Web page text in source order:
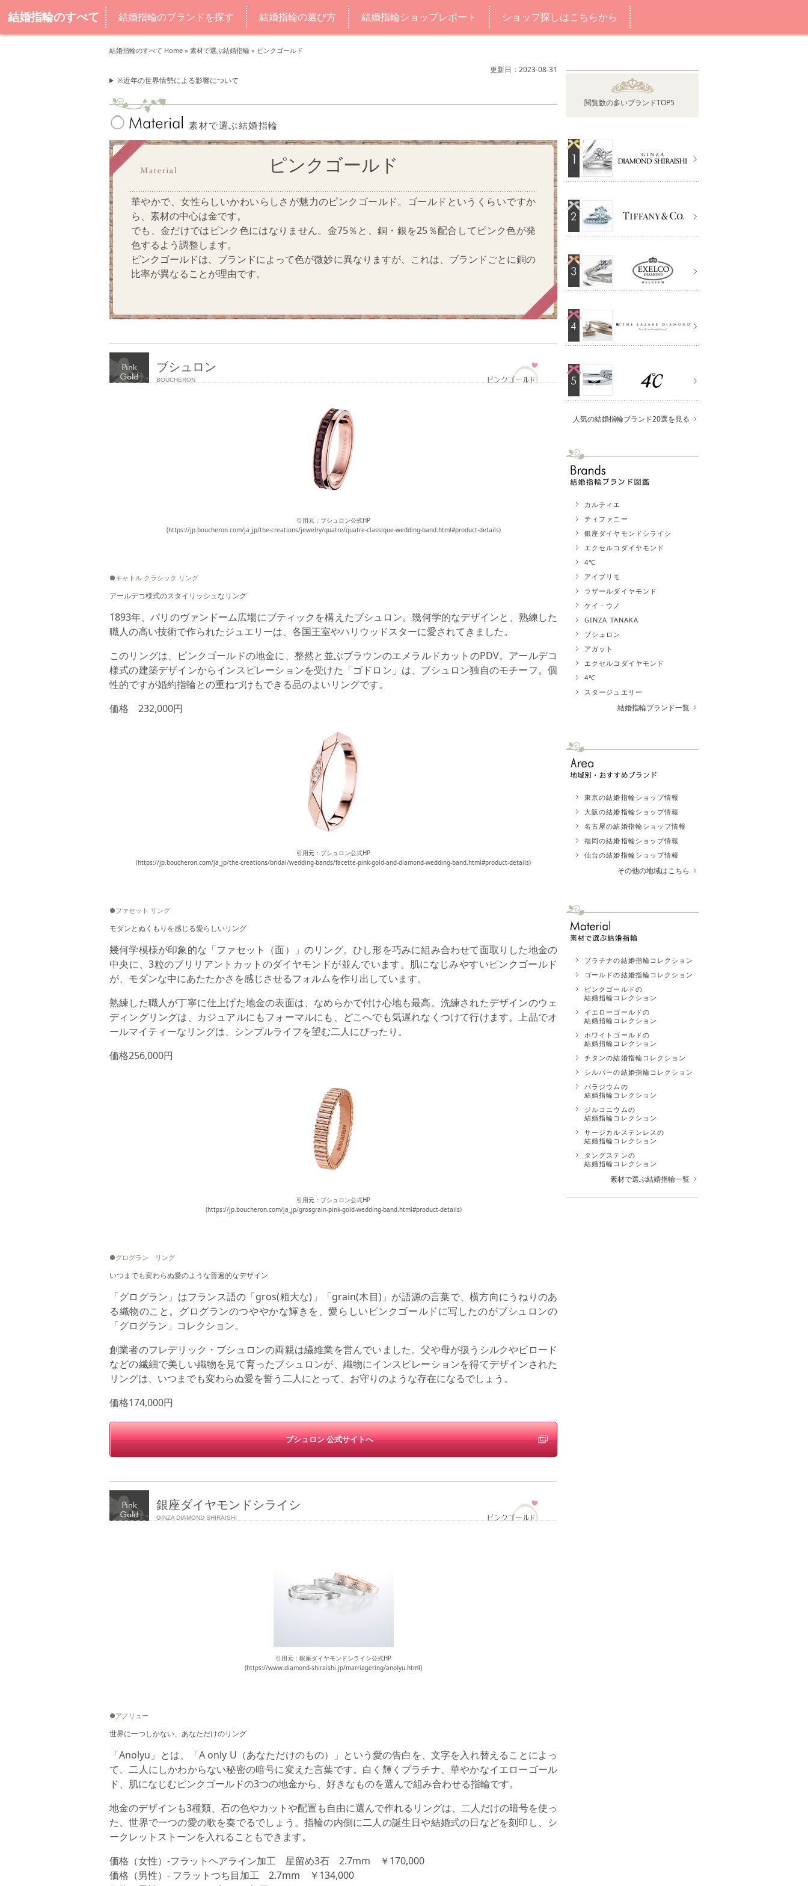
結婚指輪のすべて 結婚指輪のブランドを探す 結婚指輪の選び方 結婚指輪ショップレポート ショップ探しはこちらから
結婚指輪のすべて Home » 素材で選ぶ結婚指輪 » ピンクゴールド
更新日：2023-08-31
※近年の世界情勢による影響について
素材で選ぶ結婚指輪
ピンクゴールド
華やかで、女性らしいかわいらしさが魅力のピンクゴールド。ゴールドというくらいですか
ら、素材の中心は金です。
でも、金だけではピンク色にはなりません。金75％と、銅・銀を25％配合してピンク色が発
色するよう調整します。
ピンクゴールドは、ブランドによって色が微妙に異なりますが、これは、ブランドごとに銅の
比率が異なることが理由です。
ブシュロン
BOUCHERON
引用元：ブシュロン公式HP
(https://jp.boucheron.com/ja_jp/the-creations/jewelry/quatre/quatre-classique-wedding-band.html#product-details)
●キャトル クラシック リング
アールデコ様式のスタイリッシュなリング
1893年、パリのヴァンドーム広場にブティックを構えたブシュロン。幾何学的なデザインと、熟練した
職人の高い技術で作られたジュエリーは、各国王室やハリウッドスターに愛されてきました。
このリングは、ピンクゴールドの地金に、整然と並ぶブラウンのエメラルドカットのPDV。アールデコ
様式の建築デザインからインスピレーションを受けた「ゴドロン」は、ブシュロン独自のモチーフ。個
性的ですが婚約指輪との重ねづけもできる品のよいリングです。
価格 232,000円
引用元：ブシュロン公式HP
(https://jp.boucheron.com/ja_jp/the-creations/bridal/wedding-bands/facette-pink-gold-and-diamond-wedding-band.html#product-details)
●ファセット リング
モダンとぬくもりを感じる愛らしいリング
幾何学模様が印象的な「ファセット（面）」のリング。ひし形を巧みに組み合わせて面取りした地金の
中央に、3粒のブリリアントカットのダイヤモンドが並んでいます。肌になじみやすいピンクゴールド
が、モダンな中にあたたかさを感じさせるフォルムを作り出しています。
熟練した職人が丁寧に仕上げた地金の表面は、なめらかで付け心地も最高。洗練されたデザインのウェ
ディングリングは、カジュアルにもフォーマルにも、どこへでも気遅れなくつけて行けます。上品でオ
ールマイティーなリングは、シンプルライフを望む二人にぴったり。
価格256,000円
引用元：ブシュロン公式HP
(https://jp.boucheron.com/ja_jp/grosgrain-pink-gold-wedding-band.html#product-details)
●グログラン リング
いつまでも変わらぬ愛のような普遍的なデザイン
「グログラン」はフランス語の「gros(粗大な)」「grain(木目)」が語源の言葉で、横方向にうねりのあ
る織物のこと。グログランのつややかな輝きを、愛らしいピンクゴールドに写したのがブシュロンの
「グログラン」コレクション。
創業者のフレデリック・ブシュロンの両親は繊維業を営んでいました。父や母が扱うシルクやビロード
などの繊細で美しい織物を見て育ったブシュロンが、織物にインスピレーションを得てデザインされた
リングは、いつまでも変わらぬ愛を誓う二人にとって、お守りのような存在になるでしょう。
価格174,000円
ブシュロン 公式サイトへ
銀座ダイヤモンドシライシ
GINZA DIAMOND SHIRAISHI
引用元：銀座ダイヤモンドシライシ公式HP
(https://www.diamond-shiraishi.jp/marriagering/anolyu.html)
●アノリュー
世界に一つしかない、あなただけのリング
「Anolyu」とは、「A only U（あなただけのもの）」という愛の告白を、文字を入れ替えることによっ
て、二人にしかわからない秘密の暗号に変えた言葉です。白く輝くプラチナ、華やかなイエローゴール
ド、肌になじむピンクゴールドの3つの地金から、好きなものを選んで組み合わせる指輪です。
地金のデザインも3種類、石の色やカットや配置も自由に選んで作れるリングは、二人だけの暗号を使っ
た、世界で一つの愛の歌を奏でるでしょう。指輪の内側に二人の誕生日や結婚式の日などを刻印し、シ
ークレットストーンを入れることもできます。
価格（女性）-フラットヘアライン加工 星留め3石 2.7mm ￥170,000
価格（男性）- フラットつち目加工 2.7mm ￥134,000
閲覧数の多いブランドTOP5
人気の結婚指輪ブランド20選を見る
カルティエ
ティファニー
銀座ダイヤモンドシライシ
エクセルコダイヤモンド
4℃
アイプリモ
ラザールダイヤモンド
ケイ・ウノ
GINZA TANAKA
ブシュロン
アガット
エクセルコダイヤモンド
4℃
スタージュエリー
結婚指輪ブランド一覧
東京の結婚指輪ショップ情報
大阪の結婚指輪ショップ情報
名古屋の結婚指輪ショップ情報
福岡の結婚指輪ショップ情報
仙台の結婚指輪ショップ情報
その他の地域はこちら
プラチナの結婚指輪コレクション
ゴールドの結婚指輪コレクション
ピンクゴールドの
結婚指輪コレクション
イエローゴールドの
結婚指輪コレクション
ホワイトゴールドの
結婚指輪コレクション
チタンの結婚指輪コレクション
シルバーの結婚指輪コレクション
パラジウムの
結婚指輪コレクション
ジルコニウムの
結婚指輪コレクション
サージカルステンレスの
結婚指輪コレクション
タングステンの
結婚指輪コレクション
素材で選ぶ結婚指輪一覧